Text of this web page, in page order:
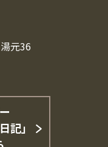
元36
記」